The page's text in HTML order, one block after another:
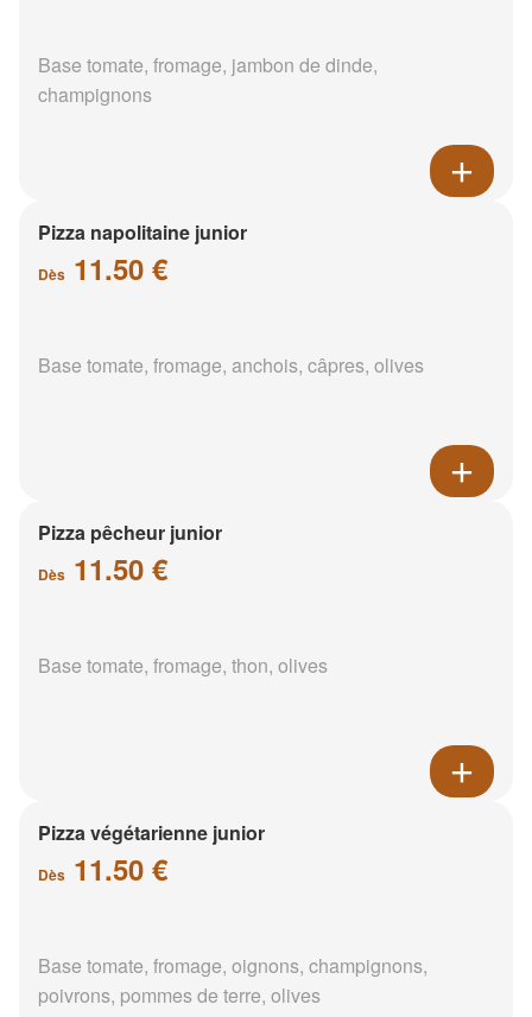
Base tomate, fromage, jambon de dinde,
champignons
Pizza napolitaine junior
Dès 11.50 €
Base tomate, fromage, anchois, câpres, olives
Pizza pêcheur junior
Dès 11.50 €
Base tomate, fromage, thon, olives
Pizza végétarienne junior
Dès 11.50 €
Base tomate, fromage, oignons, champignons,
poivrons, pommes de terre, olives